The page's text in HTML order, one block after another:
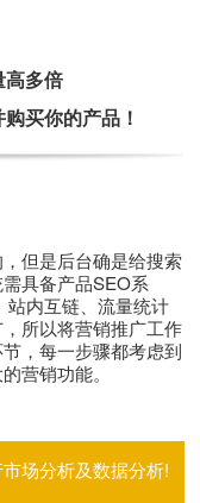
高多倍
买你的产品！
但是后台确是给搜索
具备产品SEO系
站内互链、流量统计
所以将营销推广工作
，每一步骤都考虑到
营销功能。
场分析及数据分析!